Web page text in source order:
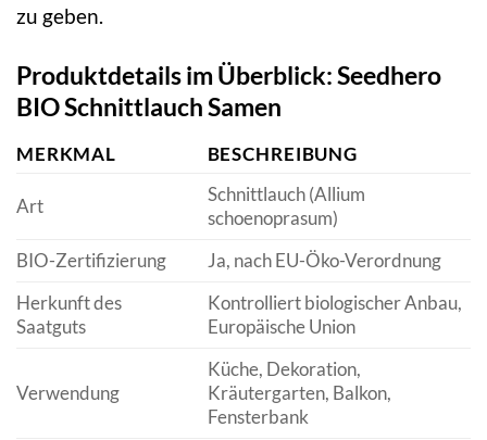
zu geben.
Produktdetails im Überblick: Seedhero
BIO Schnittlauch Samen
MERKMAL BESCHREIBUNG
Art
Schnittlauch (Allium
schoenoprasum)
BIO-Zertifizierung
Ja, nach EU-Öko-Verordnung
Herkunft des
Saatguts
Kontrolliert biologischer Anbau,
Europäische Union
Verwendung
Küche, Dekoration,
Kräutergarten, Balkon,
Fensterbank